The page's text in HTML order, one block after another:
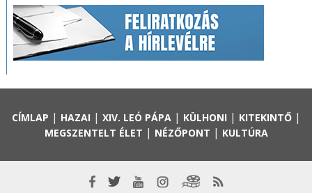
CÍMLAP | HAZAI | XIV. LEÓ PÁPA| KÜLHONI | KITEKINTŐ|
MEGSZENTELT ÉLET | NÉZŐPONT | KULTÚRA